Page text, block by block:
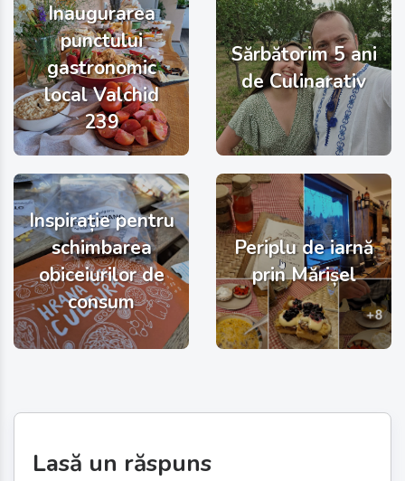
Inaugurarea
punctului
gastronomic
local Valchid
239
Sărbătorim 5 ani
de Culinarativ
Inspirație pentru
schimbarea
obiceiurilor de
consum
Periplu de iarnă
prin Mărișel
Lasă un răspuns